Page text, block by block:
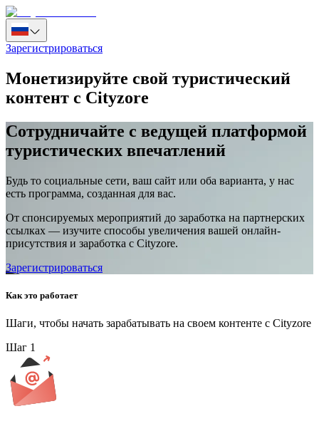
Зарегистрироваться
Монетизируйте свой туристический
контент с Cityzore
Сотрудничайте с ведущей платформой
туристических впечатлений
Будь то социальные сети, ваш сайт или оба варианта, у нас
есть программа, созданная для вас.
От спонсируемых мероприятий до заработка на партнерских
ссылках — изучите способы увеличения вашей онлайн-
присутствия и заработка с Cityzore.
Зарегистрироваться
Как это работает
Шаги, чтобы начать зарабатывать на своем контенте с Cityzore
Шаг 1